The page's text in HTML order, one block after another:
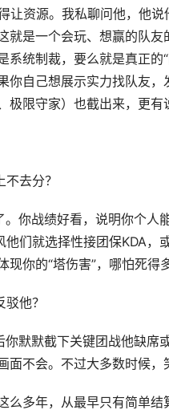
让资源。我私聊问他，他
就是一个会玩、想赢的队
系统制裁，要么就是真正
你自己想展示实力找队友
限守家）也截出来，更有
去分？
你战绩好看，说明你个人
他们就选择性接团保KDA
你的“塔伤害”，哪怕死得
他？
默默截下关键团战他缺席
面不会。不过大多数时候，
么多年，从最早只有简单